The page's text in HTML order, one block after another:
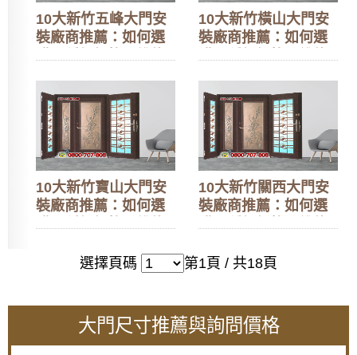
10大新竹五峰大門安
裝廠商推薦：如何選
10大新竹橫山大門安
裝廠商推薦：如何選
10大新竹寶山大門安
裝廠商推薦：如何選
購？種類價格、維修
10大新竹關西大門安
裝廠商推薦：如何選
購？種類價格、維修
選擇頁碼
第1頁 / 共18頁
大門尺寸推薦與詢問價格